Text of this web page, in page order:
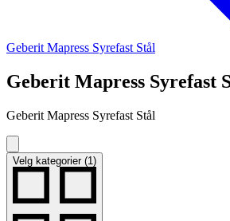
Geberit Mapress Syrefast Stål
Geberit Mapress Syrefast
Geberit Mapress Syrefast Stål
Velg kategorier (1)